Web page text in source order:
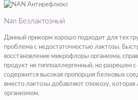
Nan Безлактозный
Данный прикорм хорошо подходит для тех
проблема с недостаточностью лактозы.
восстановление микрофлоры организма,
продукт не гиппоаллергенный, но разрешен
содержится высокая пропорция белковых
вместо лактозы добавляют глюкозу, которая
организмом.